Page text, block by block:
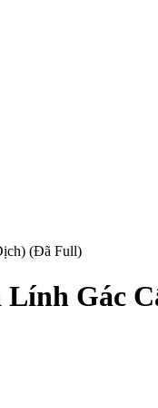
(Đã Full)
Gác